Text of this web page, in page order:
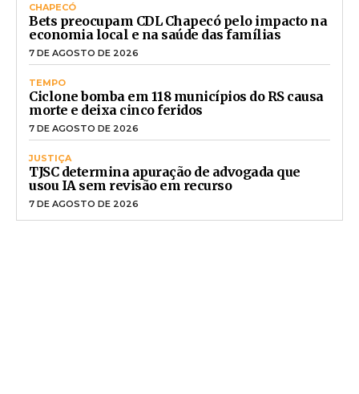
CHAPECÓ
Bets preocupam CDL Chapecó pelo impacto na
economia local e na saúde das famílias
7 DE AGOSTO DE 2026
TEMPO
Ciclone bomba em 118 municípios do RS causa
morte e deixa cinco feridos
7 DE AGOSTO DE 2026
JUSTIÇA
TJSC determina apuração de advogada que
usou IA sem revisão em recurso
7 DE AGOSTO DE 2026